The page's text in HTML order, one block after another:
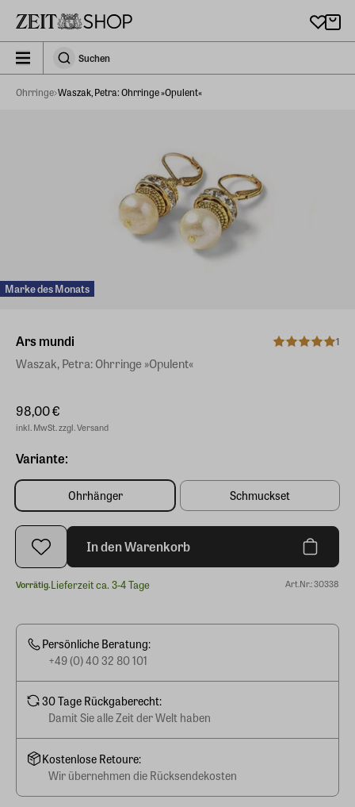
zeit_storefront.components.search.collapsed
SuchenSuchen
Ohrringe Waszak, Petra: Ohrringe »Opulent«
Marke des Monats
Ars mundi 1
Waszak, Petra: Ohrringe »Opulent«
98,00 €
inkl. MwSt. zzgl. Versand
Variante:
Ohrhänger Schmuckset
In den Warenkorb
Vorrätig.Lieferzeit ca. 3-4 Tage Art.Nr.: 30338
Persönliche Beratung:
+49 (0) 40 32 80 101
30 Tage Rückgaberecht:
Damit Sie alle Zeit der Welt haben
Kostenlose Retoure:
Wir übernehmen die Rücksendekosten